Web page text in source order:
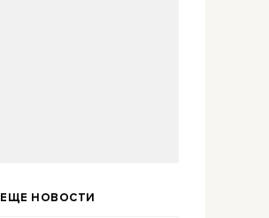
ЕЩЕ НОВОСТИ